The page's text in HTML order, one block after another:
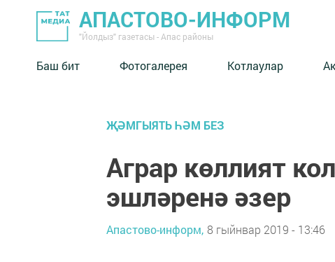
АПАСТОВО-ИНФОРМ
"Йолдыз" газетасы - Апас районы
Баш бит Фотогалерея Котлаулар
ҖӘМГЫЯТЬ ҺӘМ БЕЗ
Аграр көллият
эшләренә әзер
Апастово-информ, 8 гыйнвар 2019 - 13:46